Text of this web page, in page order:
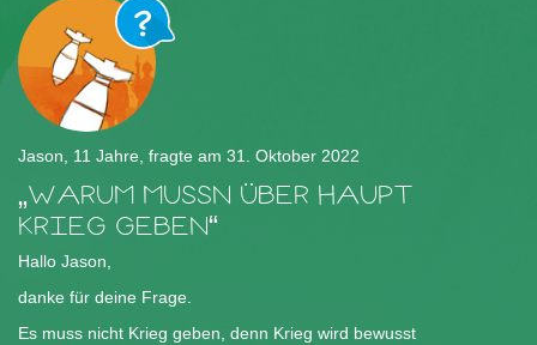
Jason, 11 Jahre, fragte am 31. Oktober 2022
WARUM MUSSN ÜBER HAUPT
KRIEG GEBEN
Hallo Jason,
danke für deine Frage.
Es muss nicht Krieg geben, denn Krieg wird bewusst